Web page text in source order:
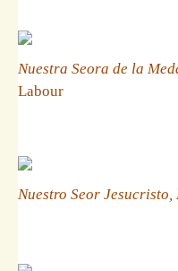
Nuestra Seora de la
Labour
Nuestro Seor Jesucristo,